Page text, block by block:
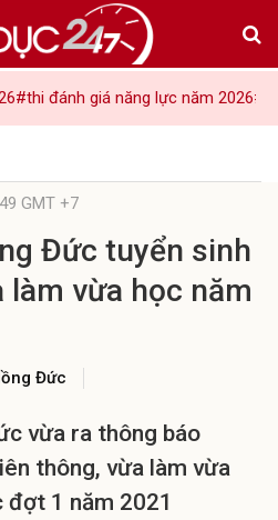
#thi đánh giá năng lực năm 2026
GMT +7
Đức tuyển sinh
làm vừa học năm
Đức
vừa ra thông báo
thông, vừa làm vừa
1 năm 2021